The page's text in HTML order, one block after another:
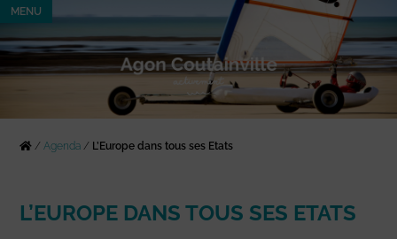
MENU
/Agenda / L’Europe dans tous ses Etats
L’EUROPE DANS TOUS SES ETATS